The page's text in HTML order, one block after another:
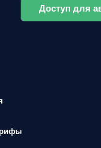
Доступ для